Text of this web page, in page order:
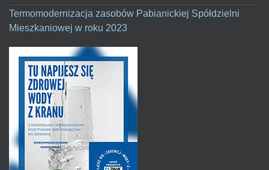
Termomodernizacja zasobów Pabianickiej Spółdzielni
Mieszkaniowej w roku 2023